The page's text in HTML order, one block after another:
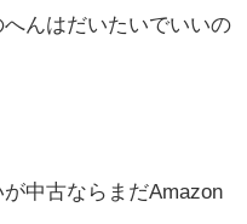
んはだいたいでいいの
中古ならまだAmazon